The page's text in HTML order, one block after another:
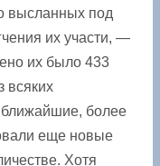
высланных под
их участи, —
их было 433
всяких
более
еще новые
Хотя